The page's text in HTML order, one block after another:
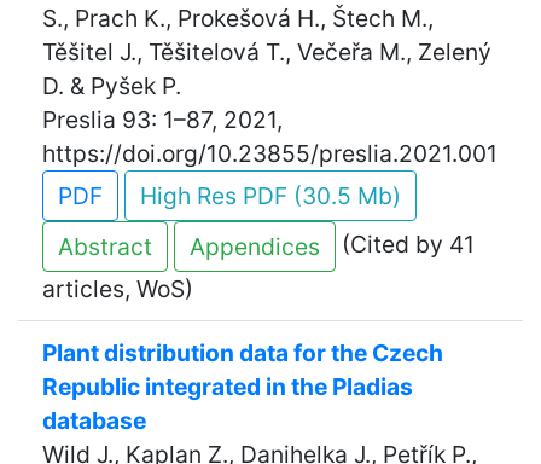
S., Prach K., Prokešová H., Štech M.,
Těšitel J., Těšitelová T., Večeřa M., Zelený
D. & Pyšek P.
Preslia 93: 1–87, 2021,
https://doi.org/10.23855/preslia.2021.001
PDF
High Res PDF (30.5 Mb)
Abstract
Appendices
(Cited by 41
articles, WoS)
Plant distribution data for the Czech
Republic integrated in the Pladias
database
Wild J., Kaplan Z., Danihelka J., Petřík P.,